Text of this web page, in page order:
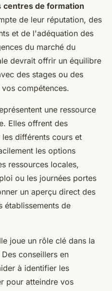
centres de formation
de leur réputation, des
et de l'adéquation des
du marché du
devrait offrir un équilibre
des stages ou des
compétences.
une ressource
Elles offrent des
différents cours et
les options
ressources locales,
ou les journées portes
un aperçu direct des
établissements de
joue un rôle clé dans la
conseillers en
à identifier les
pour atteindre vos